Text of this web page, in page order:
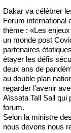
Dakar va célébrer
Forum international
thème : «Les
un monde post
partenaires
étayer les défis
deux ans de
au double plan
regarder l’avenir
Aïssata Tall Sall qui
forum.
Selon la ministre
nous devons nous